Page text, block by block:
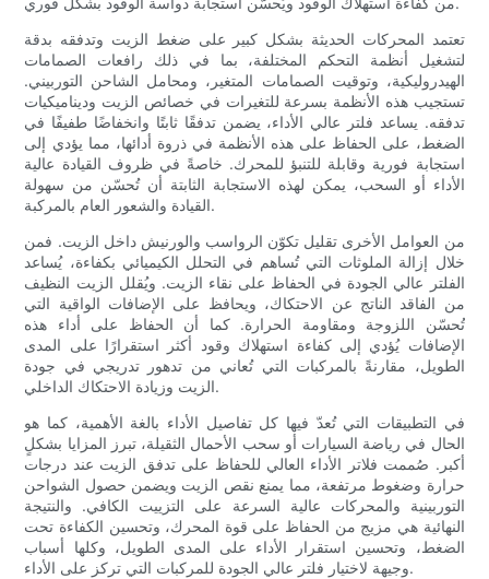
تعتمد المحركات الحديثة بشكل كبير على ضغط الزيت وتدفقه بدقة
لتشغيل أنظمة التحكم المختلفة، بما في ذلك رافعات الصمامات
الهيدروليكية، وتوقيت الصمامات المتغير، ومحامل الشاحن التوربيني.
تستجيب هذه الأنظمة بسرعة للتغيرات في خصائص الزيت وديناميكيات
تدفقه. يساعد فلتر عالي الأداء، يضمن تدفقًا ثابتًا وانخفاضًا طفيفًا في
الضغط، على الحفاظ على هذه الأنظمة في ذروة أدائها، مما يؤدي إلى
استجابة فورية وقابلة للتنبؤ للمحرك. خاصةً في ظروف القيادة عالية
الأداء أو السحب، يمكن لهذه الاستجابة الثابتة أن تُحسّن من سهولة
القيادة والشعور العام بالمركبة.
من العوامل الأخرى تقليل تكوّن الرواسب والورنيش داخل الزيت. فمن
خلال إزالة الملوثات التي تُساهم في التحلل الكيميائي بكفاءة، يُساعد
الفلتر عالي الجودة في الحفاظ على نقاء الزيت. ويُقلل الزيت النظيف
من الفاقد الناتج عن الاحتكاك، ويحافظ على الإضافات الواقية التي
تُحسّن اللزوجة ومقاومة الحرارة. كما أن الحفاظ على أداء هذه
الإضافات يُؤدي إلى كفاءة استهلاك وقود أكثر استقرارًا على المدى
الطويل، مقارنةً بالمركبات التي تُعاني من تدهور تدريجي في جودة
الزيت وزيادة الاحتكاك الداخلي.
في التطبيقات التي تُعدّ فيها كل تفاصيل الأداء بالغة الأهمية، كما هو
الحال في رياضة السيارات أو سحب الأحمال الثقيلة، تبرز المزايا بشكلٍ
أكبر. صُممت فلاتر الأداء العالي للحفاظ على تدفق الزيت عند درجات
حرارة وضغوط مرتفعة، مما يمنع نقص الزيت ويضمن حصول الشواحن
التوربينية والمحركات عالية السرعة على التزييت الكافي. والنتيجة
النهائية هي مزيج من الحفاظ على قوة المحرك، وتحسين الكفاءة تحت
الضغط، وتحسين استقرار الأداء على المدى الطويل، وكلها أسباب
وجيهة لاختيار فلتر عالي الجودة للمركبات التي تركز على الأداء.